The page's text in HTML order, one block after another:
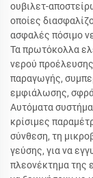
ουβιλετ-
οποίες
ασφαλές πόσιμο
Τα πρωτόκολλα
νερού προέλευσης
παραγωγής,
εμφιάλωσης,
Αυτόματα
κρίσιμες
σύνθεση, τη
γεύσης, για να
πλεονέκτημα της